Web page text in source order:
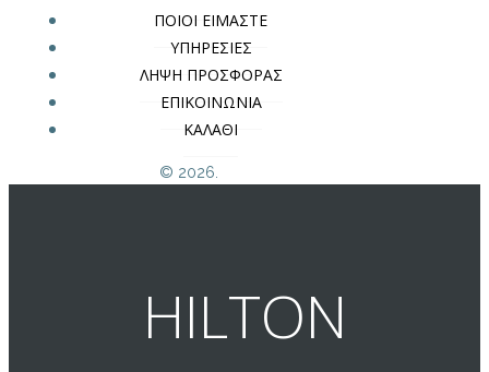
ΠΟΙΟΙ ΕΙΜΑΣΤΕ
ΥΠΗΡΕΣΙΕΣ
ΛΗΨΗ ΠΡΟΣΦΟΡΑΣ
ΕΠΙΚΟΙΝΩΝΙΑ
ΚΑΛΑΘΙ
© 2026.
HILTON